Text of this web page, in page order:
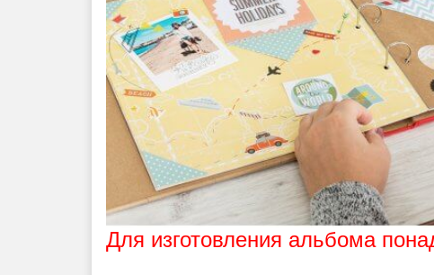
Для изготовления альбома